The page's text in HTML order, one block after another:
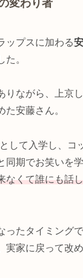
変わり者
ップスに加わる
。
りながら、上京
た安藤さん。
して入学し、コ
同期でお笑いを
なくて誰にも話
ったタイミング
実家に戻って改